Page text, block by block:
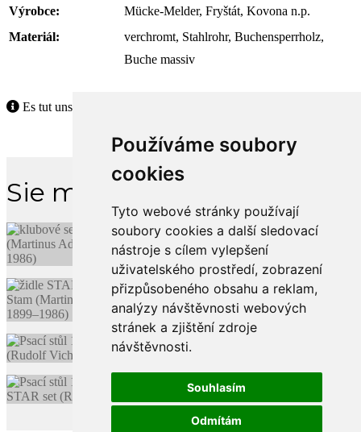
Používáme soubory
cookies
Tyto webové stránky používají
soubory cookies a další sledovací
nástroje s cílem vylepšení
uživatelského prostředí, zobrazení
přizpůsobeného obsahu a reklam,
analýzy návštěvnosti webových
stránek a zjištění zdroje
návštěvnosti.
Souhlasím
Odmítám
Výrobce:
Mücke-Melder, Fryštát, Kovona n.p.
Materiál:
verchromt, Stahlrohr, Buchensperrholz,
Buche massiv
Es tut uns leid, aber dieses Produkt ist nicht mehr verfügbar.
Sie magst vielleicht